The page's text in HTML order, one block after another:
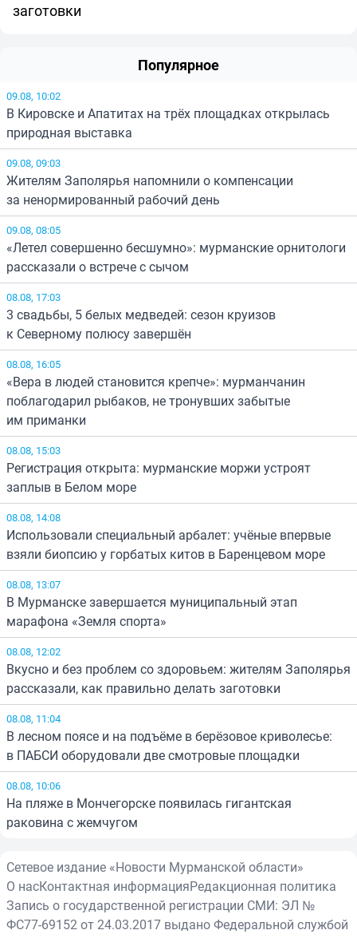
заготовки
Популярное
09.08, 10:02
В Кировске и Апатитах на трёх площадках открылась
природная выставка
09.08, 09:03
Жителям Заполярья напомнили о компенсации
за ненормированный рабочий день
09.08, 08:05
«Летел совершенно бесшумно»: мурманские орнитологи
рассказали о встрече с сычом
08.08, 17:03
3 свадьбы, 5 белых медведей: сезон круизов
к Северному полюсу завершён
08.08, 16:05
«Вера в людей становится крепче»: мурманчанин
поблагодарил рыбаков, не тронувших забытые
им приманки
08.08, 15:03
Регистрация открыта: мурманские моржи устроят
заплыв в Белом море
08.08, 14:08
Использовали специальный арбалет: учёные впервые
взяли биопсию у горбатых китов в Баренцевом море
08.08, 13:07
В Мурманске завершается муниципальный этап
марафона «Земля спорта»
08.08, 12:02
Вкусно и без проблем со здоровьем: жителям Заполярья
рассказали, как правильно делать заготовки
08.08, 11:04
В лесном поясе и на подъёме в берёзовое криволесье:
в ПАБСИ оборудовали две смотровые площадки
08.08, 10:06
На пляже в Мончегорске появилась гигантская
раковина с жемчугом
Сетевое издание «Новости Мурманской области»
О насКонтактная информацияРедакционная политика
Запись о государственной регистрации СМИ: ЭЛ №
ФС77-69152 от 24.03.2017 выдано Федеральной службой